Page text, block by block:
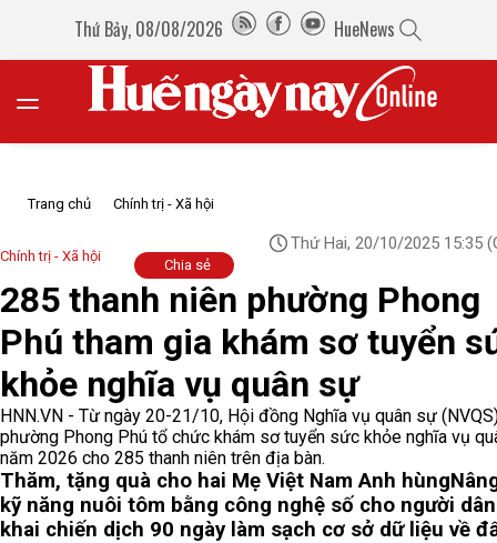
Thứ Bảy, 08/08/2026 HueNews
Trang chủ Chính trị - Xã hội
Chính trị - Xã hội
Thứ Hai, 20/10/2025 15:35
Chia sẻ
285 thanh niên phường Phong
Phú tham gia khám sơ tuyển
khỏe nghĩa vụ quân sự
HNN.VN - Từ ngày 20-21/10, Hội đồng Nghĩa vụ quân sự
phường Phong Phú tổ chức khám sơ tuyển sức khỏe nghĩa vụ
năm 2026 cho 285 thanh niên trên địa bàn.
Thăm, tặng quà cho hai Mẹ Việt Nam Anh hùng
kỹ năng nuôi tôm bằng công nghệ số cho người dân
khai chiến dịch 90 ngày làm sạch cơ sở dữ liệu về